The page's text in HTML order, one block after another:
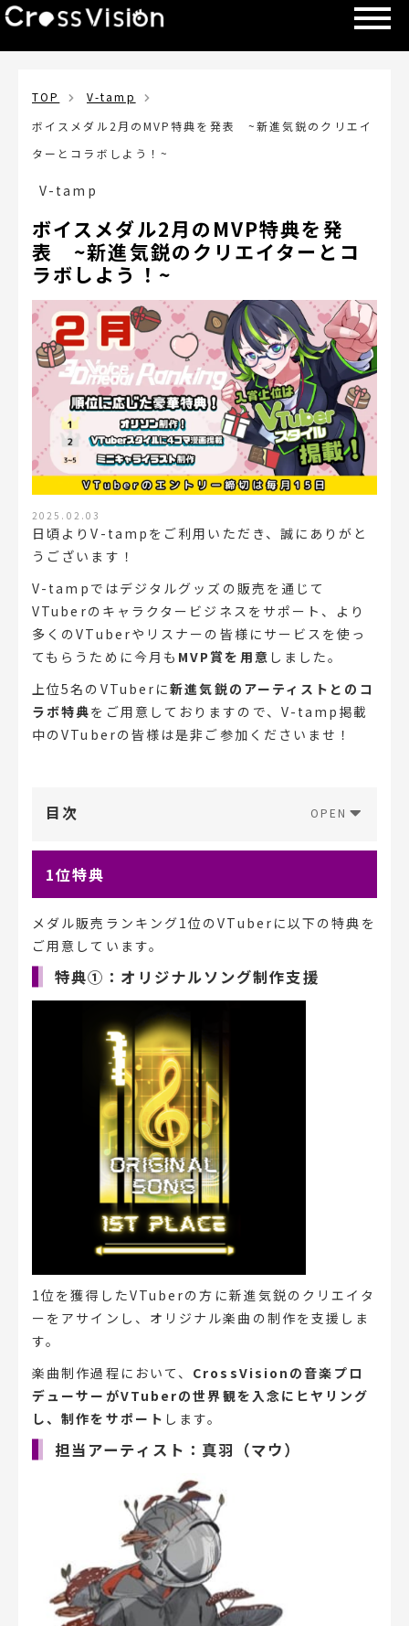
TOP
V-tamp
ボイスメダル2月のMVP特典を発表 ~新進気鋭のクリエイ
ターとコラボしよう！~
V-tamp
ボイスメダル2月のMVP特典を発
表 ~新進気鋭のクリエイターとコ
ラボしよう！~
2025.02.03
日頃よりV-tampをご利用いただき、誠にありがと
うございます！
V-tampではデジタルグッズの販売を通じて
VTuberのキャラクタービジネスをサポート、より
多くのVTuberやリスナーの皆様にサービスを使っ
てもらうために今月も MVP賞を用意 しました。
上位5名のVTuberに新進気鋭のアーティストとのコ
ラボ特典をご用意しておりますので、V-tamp掲載
中のVTuberの皆様は是非ご参加くださいませ！
目次
1位特典
メダル販売ランキング1位のVTuberに以下の特典を
ご用意しています。
特典①：オリジナルソング制作支援
1位を獲得したVTuberの方に新進気鋭のクリエイタ
ーをアサインし、オリジナル楽曲の制作を支援しま
す。
楽曲制作過程において、 CrossVisionの音楽プロ
デューサーがVTuberの世界観を入念にヒヤリング
し、制作をサポート します。
担当アーティスト：真羽（マウ）